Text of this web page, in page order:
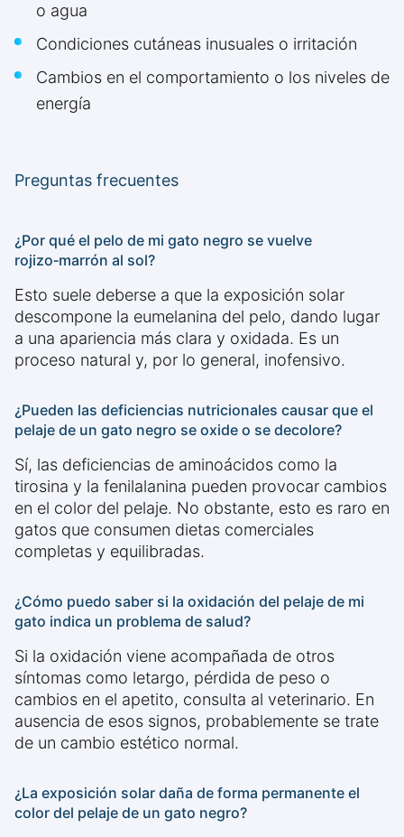
o agua
Condiciones cutáneas inusuales o irritación
Cambios en el comportamiento o los niveles de
energía
Preguntas frecuentes
¿Por qué el pelo de mi gato negro se vuelve
rojizo‑marrón al sol?
Esto suele deberse a que la exposición solar
descompone la eumelanina del pelo, dando lugar
a una apariencia más clara y oxidada. Es un
proceso natural y, por lo general, inofensivo.
¿Pueden las deficiencias nutricionales causar que el
pelaje de un gato negro se oxide o se decolore?
Sí, las deficiencias de aminoácidos como la
tirosina y la fenilalanina pueden provocar cambios
en el color del pelaje. No obstante, esto es raro en
gatos que consumen dietas comerciales
completas y equilibradas.
¿Cómo puedo saber si la oxidación del pelaje de mi
gato indica un problema de salud?
Si la oxidación viene acompañada de otros
síntomas como letargo, pérdida de peso o
cambios en el apetito, consulta al veterinario. En
ausencia de esos signos, probablemente se trate
de un cambio estético normal.
¿La exposición solar daña de forma permanente el
color del pelaje de un gato negro?